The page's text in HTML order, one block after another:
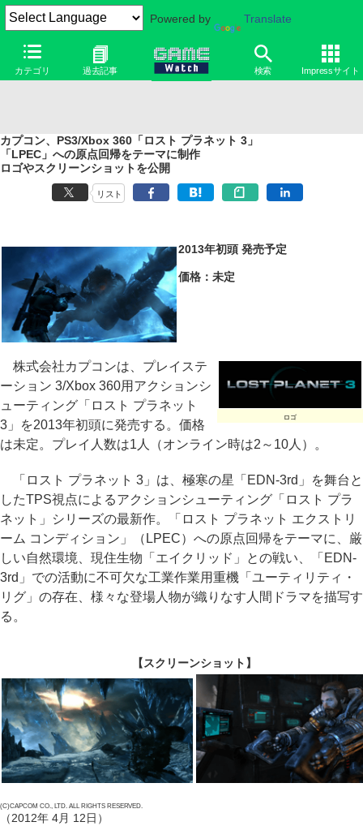
Powered by Translate
カテゴリ 過去記事 検索 Impressサイト
カプコン、PS3/Xbox 360「ロスト プラネット 3」
「LPEC」への原点回帰をテーマに制作
ロゴやスクリーンショットを公開
リスト
2013年初頭 発売予定
価格：未定
ロゴ
株式会社カプコンは、プレイステ
ーション 3/Xbox 360用アクションシ
ューティング「ロスト プラネット
3」を2013年初頭に発売する。価格
は未定。プレイ人数は1人（オンライン時は2～10人）。
「ロスト プラネット 3」は、極寒の星「EDN-3rd」を舞台と
したTPS視点によるアクションシューティング「ロスト プラ
ネット」シリーズの最新作。「ロスト プラネット エクストリ
ーム コンディション」（LPEC）への原点回帰をテーマに、厳
しい自然環境、現住生物「エイクリッド」との戦い、「EDN-
3rd」での活動に不可欠な工業作業用重機「ユーティリティ・
リグ」の存在、様々な登場人物が織りなす人間ドラマを描写す
る。
【スクリーンショット】
(C)CAPCOM CO., LTD. ALL RIGHTS RESERVED.
（2012年 4月 12日）